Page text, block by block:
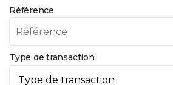
Référence
Type de transaction